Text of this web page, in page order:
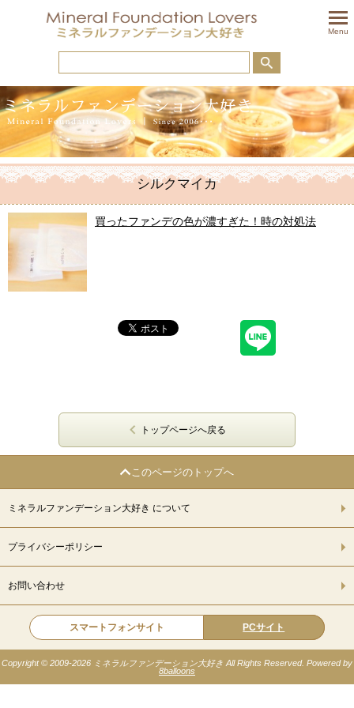
Menu
シルクマイカ
買ったファンデの色が濃すぎた！時の対処法
トップページへ戻る
このページのトップへ
ミネラルファンデーション大好き について
プライバシーポリシー
お問い合わせ
スマートフォンサイト PCサイト
Copyright © 2009-2026 ミネラルファンデーション大好き All Rights Reserved. Powered by
8balloons